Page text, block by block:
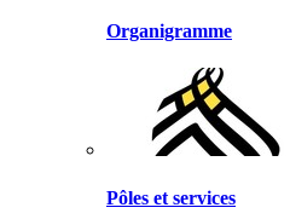
Organigramme
Pôles et services